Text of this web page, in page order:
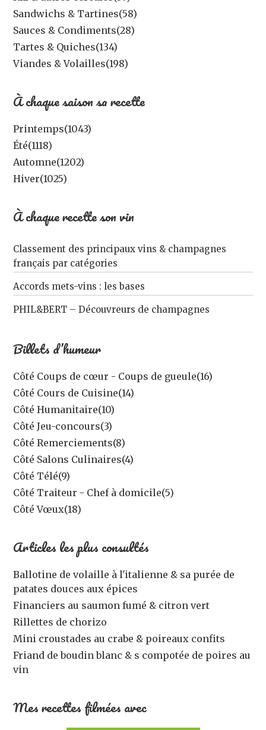
Sandwichs & Tartines(58)
Sauces & Condiments(28)
Tartes & Quiches(134)
Viandes & Volailles(198)
À chaque saison sa recette
Printemps(1043)
Été(1118)
Automne(1202)
Hiver(1025)
À chaque recette son vin
Classement des principaux vins & champagnes
français par catégories
Accords mets-vins : les bases
PHIL&BERT – Découvreurs de champagnes
Billets d’humeur
Côté Coups de cœur - Coups de gueule(16)
Côté Cours de Cuisine(14)
Côté Humanitaire(10)
Côté Jeu-concours(3)
Côté Remerciements(8)
Côté Salons Culinaires(4)
Côté Télé(9)
Côté Traiteur - Chef à domicile(5)
Côté Vœux(18)
Articles les plus consultés
Ballotine de volaille à l'italienne & sa purée de
patates douces aux épices
Financiers au saumon fumé & citron vert
Rillettes de chorizo
Mini croustades au crabe & poireaux confits
Friand de boudin blanc & s compotée de poires au
vin
Mes recettes filmées avec